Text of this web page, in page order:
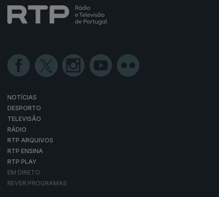
NOTÍCIAS
DESPORTO
TELEVISÃO
RÁDIO
RTP ARQUIVOS
RTP ENSINA
RTP PLAY
EM DIRETO
REVER PROGRAMAS